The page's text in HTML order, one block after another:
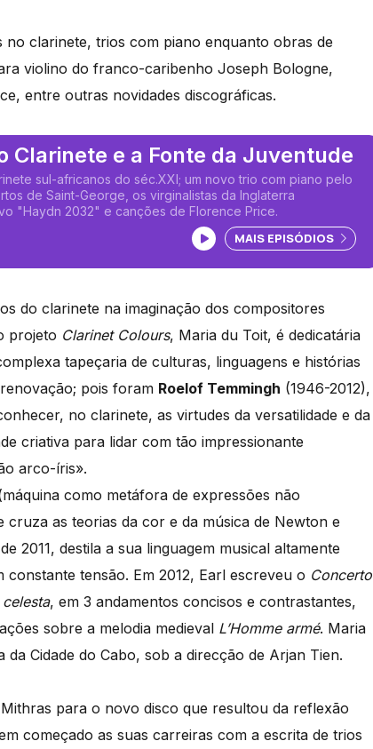
clarinete, trios com piano enquanto obras de
violino do franco-caribenho Joseph Bologne,
entre outras novidades discográficas.
Clarinete e a Fonte da Juventude
sul-africanos do séc.XXI; um novo trio com piano pelo
de Saint-George, os virginalistas da Inglaterra
"Haydn 2032" e canções de Florence Price.
Ouvir podcast
MAIS EPISÓDIOS
do clarinete na imaginação dos compositores
projeto Clarinet Colours, Maria du Toit, é dedicatária
tapeçaria de culturas, linguagens e histórias
pois foram Roelof Temmingh (1946-2012),
no clarinete, as virtudes da versatilidade e da
criativa para lidar com tão impressionante
arco-íris».
como metáfora de expressões não
cruza as teorias da cor e da música de Newton e
2011, destila a sua linguagem musical altamente
constante tensão. Em 2012, Earl escreveu o Concerto
, em 3 andamentos concisos e contrastantes,
sobre a melodia medieval L’Homme armé. Maria
Cidade do Cabo, sob a direcção de Arjan Tien.
para o novo disco que resultou da reflexão
começado as suas carreiras com a escrita de trios